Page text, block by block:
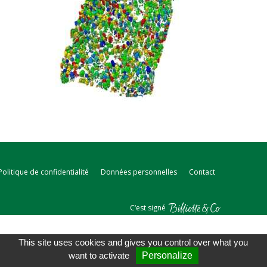
de confidentialité Données personnelles Contact
C‘est signé
This site uses cookies and gives you control over what you
want to activate
Personalize